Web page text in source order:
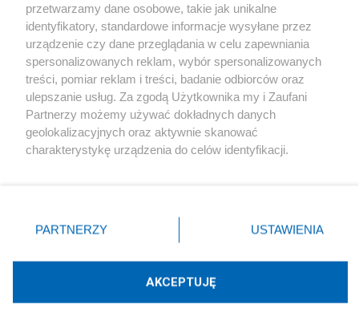
Kultura
X Facebook Instagram Youtube
Technologię dostarcza:W3media.pl
przetwarzamy dane osobowe, takie jak unikalne
identyfikatory, standardowe informacje wysyłane przez
urządzenie czy dane przeglądania w celu zapewniania
spersonalizowanych reklam, wybór spersonalizowanych
treści, pomiar reklam i treści, badanie odbiorców oraz
ulepszanie usług. Za zgodą Użytkownika my i Zaufani
Partnerzy możemy używać dokładnych danych
geolokalizacyjnych oraz aktywnie skanować
charakterystykę urządzenia do celów identyfikacji.
zmienić/wycofać klikając przycisk ustawień prywatności
znajdujący się w lewym dolnym rogu strony
rodzaje przetwarzania danych nie wymagają zgody
użytkownika, ale masz prawo sprzeciwić się takiemu
przetwarzaniu. Preferencje będą miały zastosowania tylko
PARTNERZY USTAWIENIA
AKCEPTUJĘ